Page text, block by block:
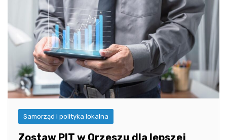
Samorząd i polityka lokalna